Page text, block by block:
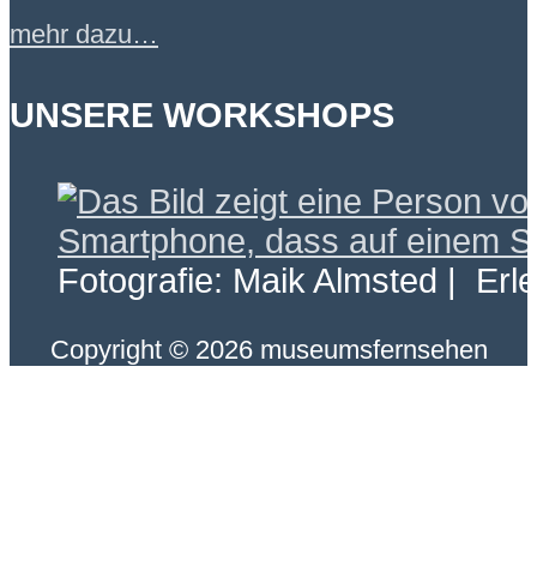
mehr dazu…
UNSERE WORKSHOPS
Fotografie: Maik Almsted |
Copyright © 2026 museumsfernsehen